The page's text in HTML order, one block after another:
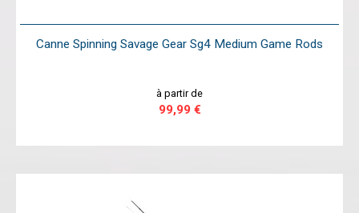
Canne Spinning Savage Gear Sg4 Medium Game Rods
à partir de
99,99 €